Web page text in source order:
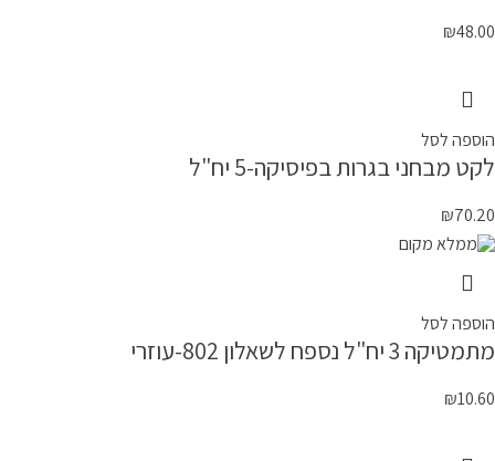
₪48.00
הוספה לסל
לקט מבחני בגרות בפיסיקה-5 יח"ל
₪70.20
הוספה לסל
מתמטיקה 3 יח"ל נספח לשאלון 802-עוזרי
₪10.60